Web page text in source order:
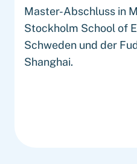
Master-Abschluss in
Stockholm School of
Schweden und der
Shanghai.